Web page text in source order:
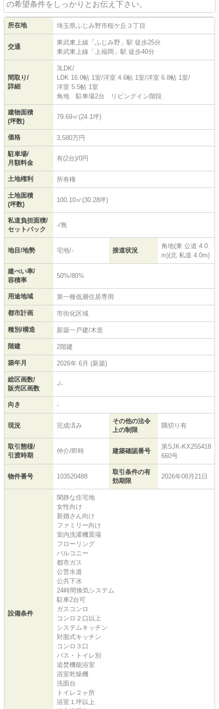
の希望条件をしっかりとお伝え下さい。
所在地 埼玉県ふじみ野市桜ケ丘 ３丁目
交通
東武東上線 「 ふじみ野 」駅 徒歩25分
東武東上線 「 上福岡 」駅 徒歩40分
間取り/
詳細
3LDK/
LDK 16.0帖 1室/洋室 4.6帖 1室/洋室 6.8帖 1室/
洋室 5.5帖 1室
角地 駐車場2台 リビングイン階段
建物面積
(坪数)
79.69㎡(24.1坪)
価格 3,580万円
駐車場/
月額料金
有(2台)/0円
土地権利 所有権
土地面積
(坪数)
100.10㎡(30.28坪)
私道負担面積/
セットバック
-/無
地目/地勢 宅地/- 接道状況
角地(東 公道 4.0
m)(北 私道 4.0m)
建ぺい率/
容積率
50%/80%
用途地域 第一種低層住居専用
都市計画 市街化区域
種別/構造 新築一戸建/木造
階建 2階建
築年月 2026年 6月 (新築)
総区画数/
販売区画数
-/-
向き -
現況 完成済み
その他の法令
上の制限
隅切り有
取引態様/
引渡時期
仲介/即時 建築確認番号
第SJK-KX255418
660号
物件番号 103520488
取引条件の有
効期限
2026年08月21日
設備条件
閑静な住宅地
女性向け
新婚さん向け
ファミリー向け
室内洗濯機置場
フローリング
バルコニー
都市ガス
公営水道
公共下水
24時間換気システム
駐車2台可
ガスコンロ
コンロ２口以上
システムキッチン
対面式キッチン
コンロ３口
バス・トイレ別
追焚機能浴室
浴室乾燥機
洗面台
トイレ２ヶ所
浴室１坪以上